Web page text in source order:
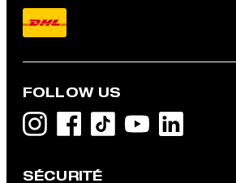
FOLLOW US
SÉCURITÉ